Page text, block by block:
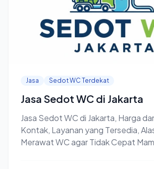
Jasa Sedot WC Terdekat
Jasa Sedot WC di Jakarta
Jasa Sedot WC di Jakarta, Harga
Kontak, Layanan yang Tersedia,
Merawat WC agar Tidak Cepat